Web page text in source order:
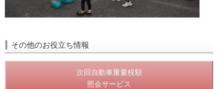
その他のお役立ち情報
次回自動車重量税額
照会サービス